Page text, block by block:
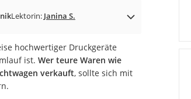
Kamera
Lektorin: Janina S.
hochwertiger Druckgeräte
ist. Wer teure Waren wie
verkauft, sollte sich mit